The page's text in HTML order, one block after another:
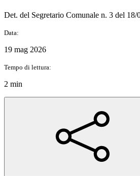
Det. del Segretario Comunale n. 3 del 18/
Data:
19 mag 2026
Tempo di lettura:
2 min